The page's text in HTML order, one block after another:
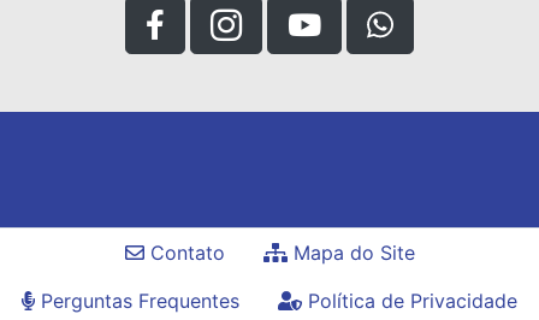
Contato
Mapa do Site
Perguntas Frequentes
Política de Privacidade